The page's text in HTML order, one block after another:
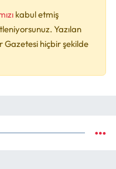
kabul etmiş
Yazılan
hiçbir şekilde